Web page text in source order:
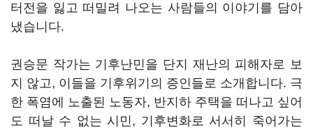
터전을 잃고 떠밀려 나오는 사람들의 이야기를 담아
냈습니다.
권승문 작가는 기후난민을 단지 재난의 피해자로 보
지 않고, 이들을 기후위기의 증인들로 소개합니다. 극
한 폭염에 노출된 노동자, 반지하 주택을 떠나고 싶어
도 떠날 수 없는 시민, 기후변화로 서서히 죽어가는